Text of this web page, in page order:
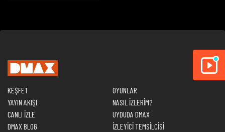
KEŞFET
YAYIN AKIŞI
CANLI İZLE
DMAX BLOG
OYUNLAR
NASIL İZLERİM?
UYDUDA DMAX
İZLEYİCİ TEMSİLCİSİ